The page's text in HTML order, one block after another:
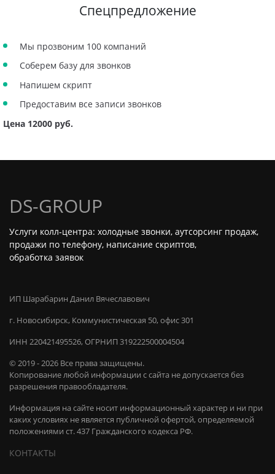
Спецпредложение
Мы прозвоним 100 компаний
Соберем базу для звонков
Напишем скрипт
Предоставим все записи звонков
Цена 12000 руб.
DS-GROUP
Услуги колл‑центра: холодные звонки, аутсорсинг продаж,
продажи по телефону, написание скриптов,
обработка заявок
ИП Шарабарин Данил Вячеславович
г. Новосибирск, Коммунистическая 50, офис 301
ИНН 220421495526, ОГРНИП 319222500004504
© 2019 - 2026 Все права защищены.
Копирование любой информации с сайта не допускается без
разрешения правообладателя.
Информация на сайте носит информационный характер и ни при
каких условиях не является публичной офертой, определяемой
положениями ст. 437 Гражданского кодекса РФ.
КОНТАКТЫ